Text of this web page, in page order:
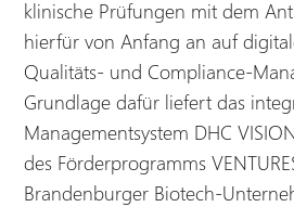
klinische Prüfungen mit dem
hierfür von Anfang an auf
Qualitäts- und Compliance-
Grundlage dafür liefert das
Managementsystem DHC
des Förderprogramms
Brandenburger Biotech-